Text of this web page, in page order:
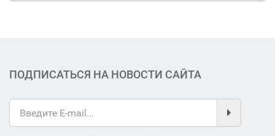
ПОДПИСАТЬСЯ НА НОВОСТИ САЙТА